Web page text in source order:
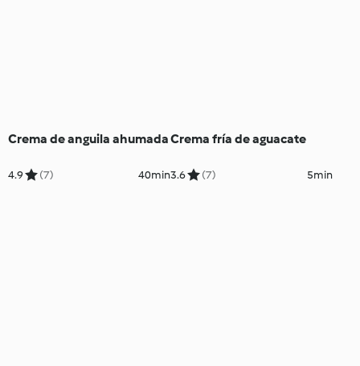
Crema de anguila ahumada
4.9 (7) 40min
Crema fría de aguacate
3.6 (7) 5min